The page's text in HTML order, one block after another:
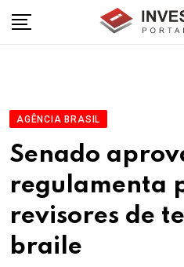
AGÊNCIA BRASIL
Senado
regulamenta
revisores de
braile